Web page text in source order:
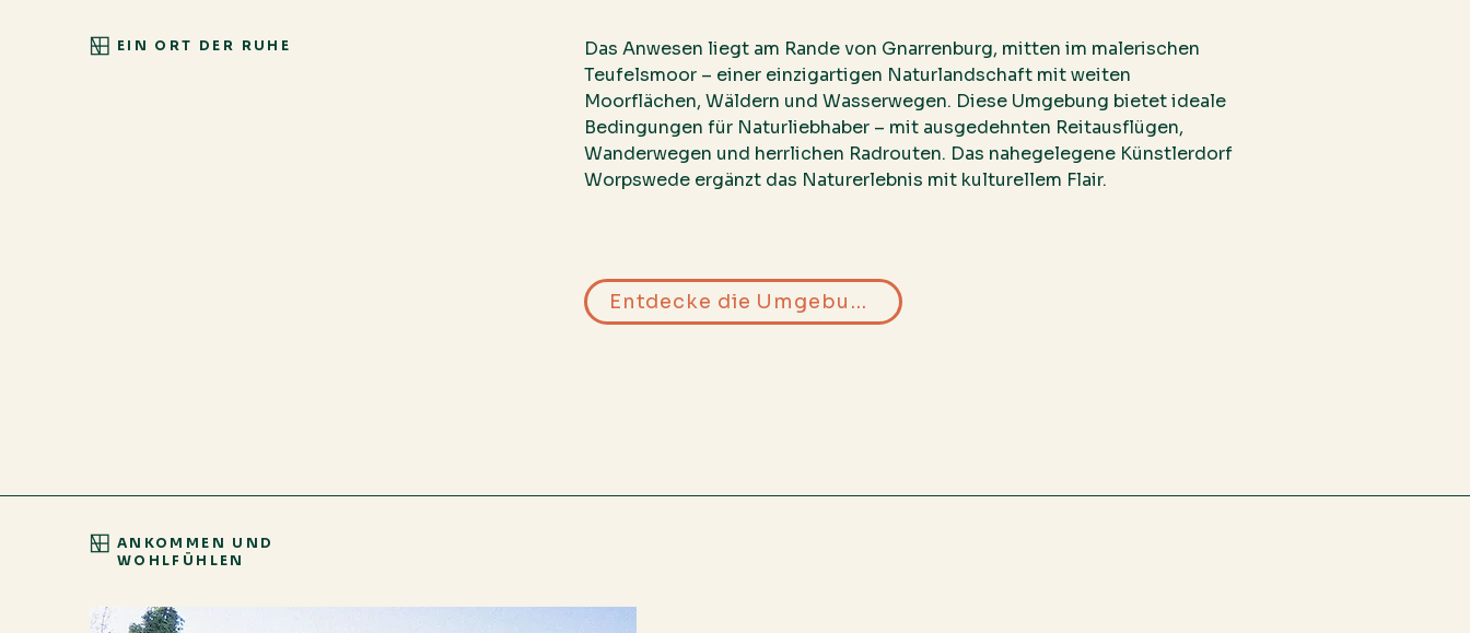
EIN ORT DER RUHE
Das Anwesen liegt am Rande von Gnarrenburg, mitten im malerischen
Teufelsmoor – einer einzigartigen Naturlandschaft mit weiten
Moorflächen, Wäldern und Wasserwegen. Diese Umgebung bietet ideale
Bedingungen für Naturliebhaber – mit ausgedehnten Reitausflügen,
Wanderwegen und herrlichen Radrouten. Das nahegelegene Künstlerdorf
Worpswede ergänzt das Naturerlebnis mit kulturellem Flair.
Entdecke die Umgebung
ANKOMMEN UND
WOHLFÜHLEN